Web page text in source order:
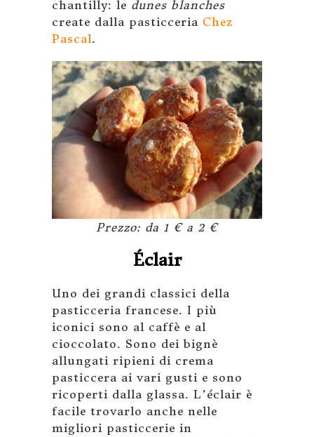
chantilly: le dunes blanches
create dalla pasticceria Chez
Pascal.
Prezzo: da 1 € a 2 €
Éclair
Uno dei grandi classici della
pasticceria francese. I più
iconici sono al caffè e al
cioccolato. Sono dei bignè
allungati ripieni di crema
pasticcera ai vari gusti e sono
ricoperti dalla glassa. L’éclair è
facile trovarlo anche nelle
migliori pasticcerie in